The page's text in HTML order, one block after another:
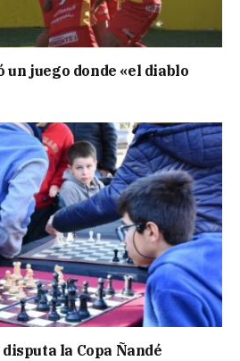
un juego donde «el diablo
la Copa Ñandé